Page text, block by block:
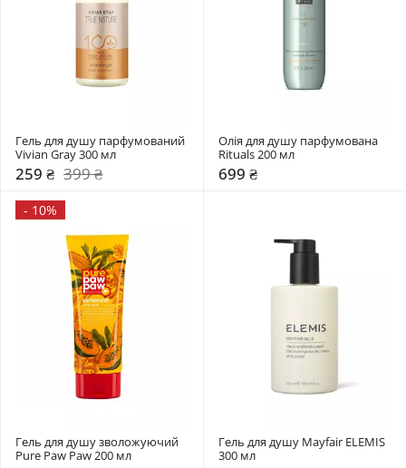
Гель для душу парфумований
Vivian Gray 300 мл
259 ₴ 399 ₴
Олія для душу парфумована
Rituals 200 мл
699 ₴
- 10%
Гель для душу зволожуючий
Pure Paw Paw 200 мл
Гель для душу Mayfair ELEMIS
300 мл